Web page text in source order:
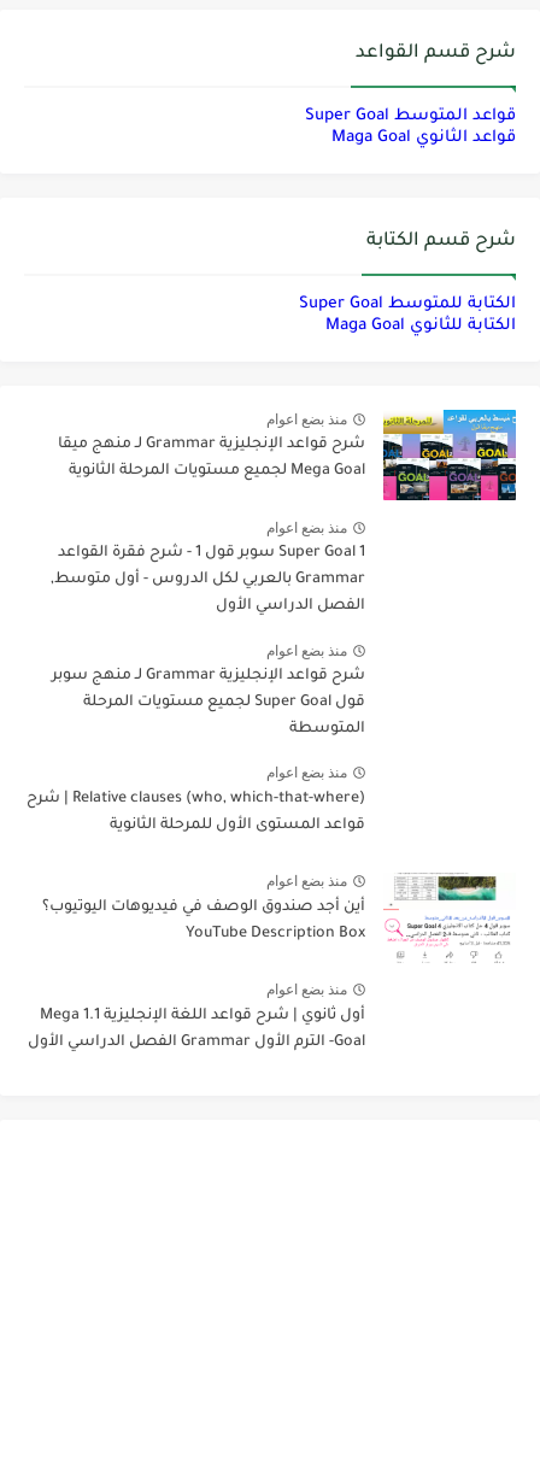
شرح قسم القواعد
قواعد المتوسط Super Goal
قواعد الثانوي Maga Goal
شرح قسم الكتابة
الكتابة للمتوسط Super Goal
الكتابة للثانوي Maga Goal
منذ بضع اعوام
شرح قواعد الإنجليزية Grammar لـ منهج ميقا
Mega Goal لجميع مستويات المرحلة الثانوية
منذ بضع اعوام
Super Goal 1 سوبر قول 1 - شرح فقرة القواعد
Grammar بالعربي لكل الدروس - أول متوسط,
الفصل الدراسي الأول
منذ بضع اعوام
شرح قواعد الإنجليزية Grammar لـ منهج سوبر
قول Super Goal لجميع مستويات المرحلة
المتوسطة
منذ بضع اعوام
Relative clauses (who, which-that-where) | شرح
قواعد المستوى الأول للمرحلة الثانوية
منذ بضع اعوام
أين أجد صندوق الوصف في فيديوهات اليوتيوب؟
YouTube Description Box
منذ بضع اعوام
أول ثانوي | شرح قواعد اللغة الإنجليزية 1.1 Mega
Goal- الترم الأول Grammar الفصل الدراسي الأول